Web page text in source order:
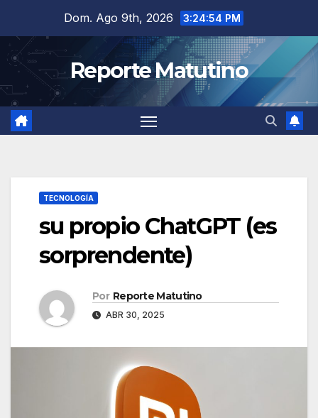
contenido
Dom. Ago 9th, 2026 3:24:55 PM
Reporte Matutino
TECNOLOGÍA
su propio ChatGPT (es
sorprendente)
Por Reporte Matutino
ABR 30, 2025